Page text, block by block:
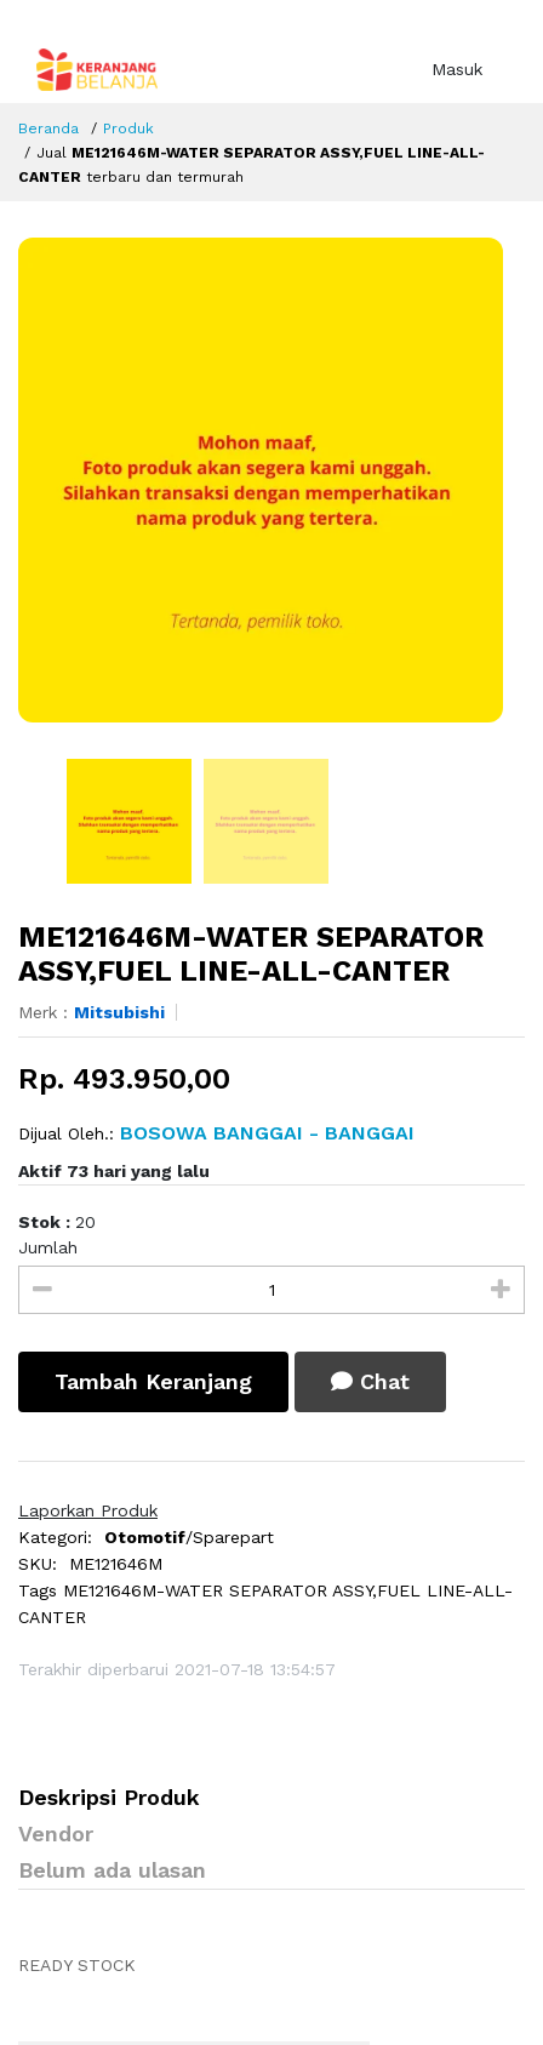
Masuk
Beranda
Produk
Jual ME121646M-WATER SEPARATOR ASSY,FUEL LINE-ALL-
CANTER terbaru dan termurah
ME121646M-WATER SEPARATOR
ASSY,FUEL LINE-ALL-CANTER
Merk : Mitsubishi
Rp. 493.950,00
Dijual Oleh.: BOSOWA BANGGAI - BANGGAI
Aktif 73 hari yang lalu
Stok : 20
Jumlah
Tambah Keranjang Chat
Laporkan Produk
Kategori:
Otomotif/Sparepart
SKU:
ME121646M
Tags ME121646M-WATER SEPARATOR ASSY,FUEL LINE-ALL-
CANTER
Terakhir diperbarui 2021-07-18 13:54:57
Deskripsi Produk
Vendor
Belum ada ulasan
READY STOCK